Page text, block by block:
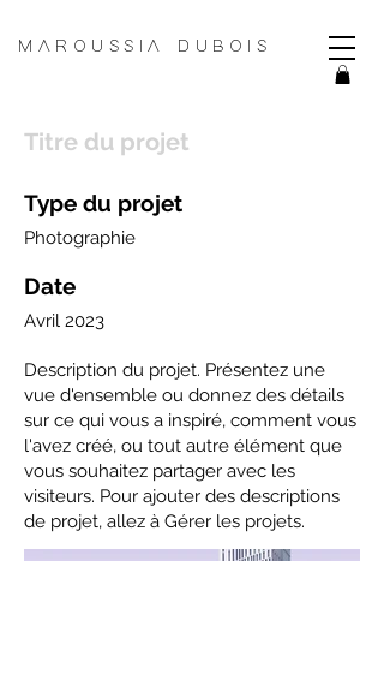
MAROUSSIA DUBOIS
Titre du projet
Type du projet
Photographie
Date
Avril 2023
Description du projet. Présentez une
vue d'ensemble ou donnez des détails
sur ce qui vous a inspiré, comment vous
l'avez créé, ou tout autre élément que
vous souhaitez partager avec les
visiteurs. Pour ajouter des descriptions
de projet, allez à Gérer les projets.